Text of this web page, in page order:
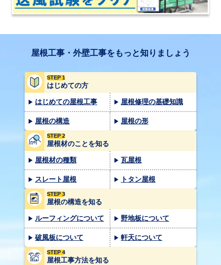
屋根工事・外壁工事をもっと知りましょう
STEP 1
はじめての方
はじめての屋根工事 屋根修理の基礎知識
屋根の構造 屋根の形
STEP 2
屋根材のことを知る
屋根材の種類 瓦屋根
スレート屋根 トタン屋根
STEP 3
屋根の構造を知る
ルーフィングについて 野地板について
破風板について 軒天について
STEP 4
屋根工事方法を知る